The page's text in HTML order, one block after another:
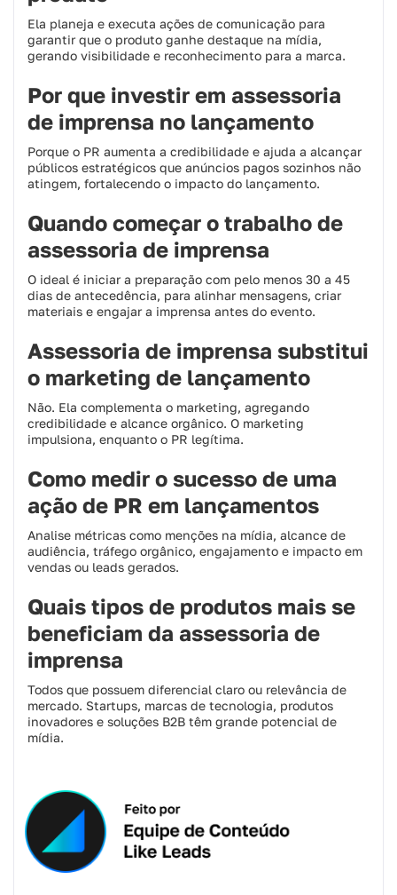
Ela planeja e executa ações de comunicação para
garantir que o produto ganhe destaque na mídia,
gerando visibilidade e reconhecimento para a marca.
Por que investir em assessoria
de imprensa no lançamento
Porque o PR aumenta a credibilidade e ajuda a alcançar
públicos estratégicos que anúncios pagos sozinhos não
atingem, fortalecendo o impacto do lançamento.
Quando começar o trabalho de
assessoria de imprensa
O ideal é iniciar a preparação com pelo menos 30 a 45
dias de antecedência, para alinhar mensagens, criar
materiais e engajar a imprensa antes do evento.
Assessoria de imprensa substitui
o marketing de lançamento
Não. Ela complementa o marketing, agregando
credibilidade e alcance orgânico. O marketing
impulsiona, enquanto o PR legítima.
Como medir o sucesso de uma
ação de PR em lançamentos
Analise métricas como menções na mídia, alcance de
audiência, tráfego orgânico, engajamento e impacto em
vendas ou leads gerados.
Quais tipos de produtos mais se
beneficiam da assessoria de
imprensa
Todos que possuem diferencial claro ou relevância de
mercado. Startups, marcas de tecnologia, produtos
inovadores e soluções B2B têm grande potencial de
mídia.